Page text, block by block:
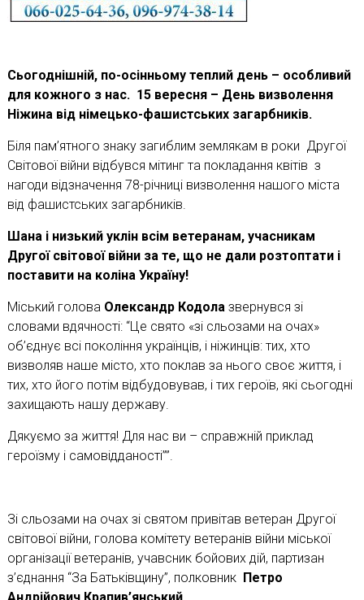
Сьогоднішній, по-осінньому теплий день – особливий
для кожного з нас. 15 вересня – День визволення
Ніжина від німецько-фашистських загарбників.
Біля пам’ятного знаку загиблим землякам в роки Другої
Світової війни відбувся мітинг та покладання квітів з
нагоди відзначення 78-річниці визволення нашого міста
від фашистських загарбників.
Шана і низький уклін всім ветеранам, учасникам
Другої світової війни за те, що не дали розтоптати і
поставити на коліна Україну!
Міський голова Олександр Кодолазвернувся зі
словами вдячності: “Це свято «зі сльозами на очах»
об’єднує всі покоління українців, і ніжинців: тих, хто
визволяв наше місто, хто поклав за нього своє життя, і
тих, хто його потім відбудовував, і тих героїв, які сьогодні
захищають нашу державу.
Дякуємо за життя! Для нас ви – справжній приклад
героїзму і самовідданості””.
Зі сльозами на очах зі святом привітав ветеран Другої
світової війни, голова комітету ветеранів війни міської
організації ветеранів, учавсник бойових дій, партизан
з’єднання “За Батьківщину”, полковник Петро